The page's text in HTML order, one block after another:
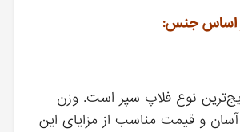
اساس جنس:
نوع فلاپ سپر است. وزن
و قیمت مناسب از مزایای این